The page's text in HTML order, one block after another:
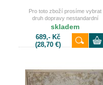
Pro toto zboží prosíme vybrat
druh dopravy nestandardní
zásilka nebo osobní odběr.
Děkujeme.
skladem
689,- Kč
(28,70 €)